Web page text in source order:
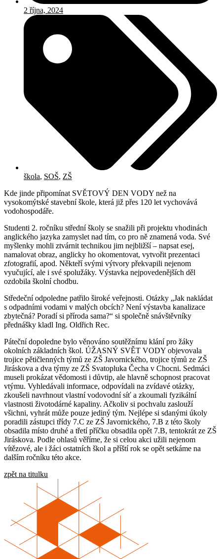
2 října, 2024
škola, SOŠ, ZŠ
Kde jinde připomínat SVĚTOVÝ DEN VODY než na
vysokomýtské stavební škole, která již přes 120 let vychovává
vodohospodáře.
Studenti 2. ročníku střední školy se snažili při projektu vhodinách
anglického jazyka zamyslet nad tím, co pro ně znamená voda. Své
myšlenky mohli ztvárnit technikou jim nejbližší – napsat esej,
namalovat obraz, anglicky ho okomentovat, vytvořit prezentaci
zfotografií, apod. Někteří svými výtvory překvapili nejenom
vyučující, ale i své spolužáky. Výstavka nejpovedenějších děl
ozdobila školní chodbu.
Středeční odpoledne patřilo široké veřejnosti. Otázky „Jak nakládat
s odpadními vodami v malých obcích? Není výstavba kanalizace
zbytečná? Poradí si příroda sama?“ si společně snávštěvníky
přednášky kladl Ing. Oldřich Rec.
Páteční dopoledne bylo věnováno soutěžnímu klání pro žáky
okolních základních škol. ÚŽASNÝ SVĚT VODY objevovala
trojice pětičlenných týmů ze ZŠ Javornického, trojice týmů ze ZŠ
Jiráskova a dva týmy ze ZŠ Svatopluka Čecha v Chocni. Sedmáci
museli prokázat vědomosti i důvtip, ale hlavně schopnost pracovat
vtýmu. Vyhledávali informace, odpovídali na zvídavé otázky,
zkoušeli navrhnout vlastní vodovodní síť a zkoumali fyzikální
vlastnosti životodárné kapaliny. Ačkoliv si pochvalu zaslouží
všichni, vyhrát může pouze jediný tým. Nejlépe si sdanými úkoly
poradili zástupci třídy 7.C ze ZŠ Javornického, 7.B z této školy
obsadila místo druhé a třetí příčku obsadila opět 7.B, tentokrát ze ZŠ
Jiráskova. Podle ohlasů věříme, že si celou akci užili nejenom
vítězové, ale i žáci ostatních škol a příští rok se opět setkáme na
dalším ročníku této akce.
zpět na titulku